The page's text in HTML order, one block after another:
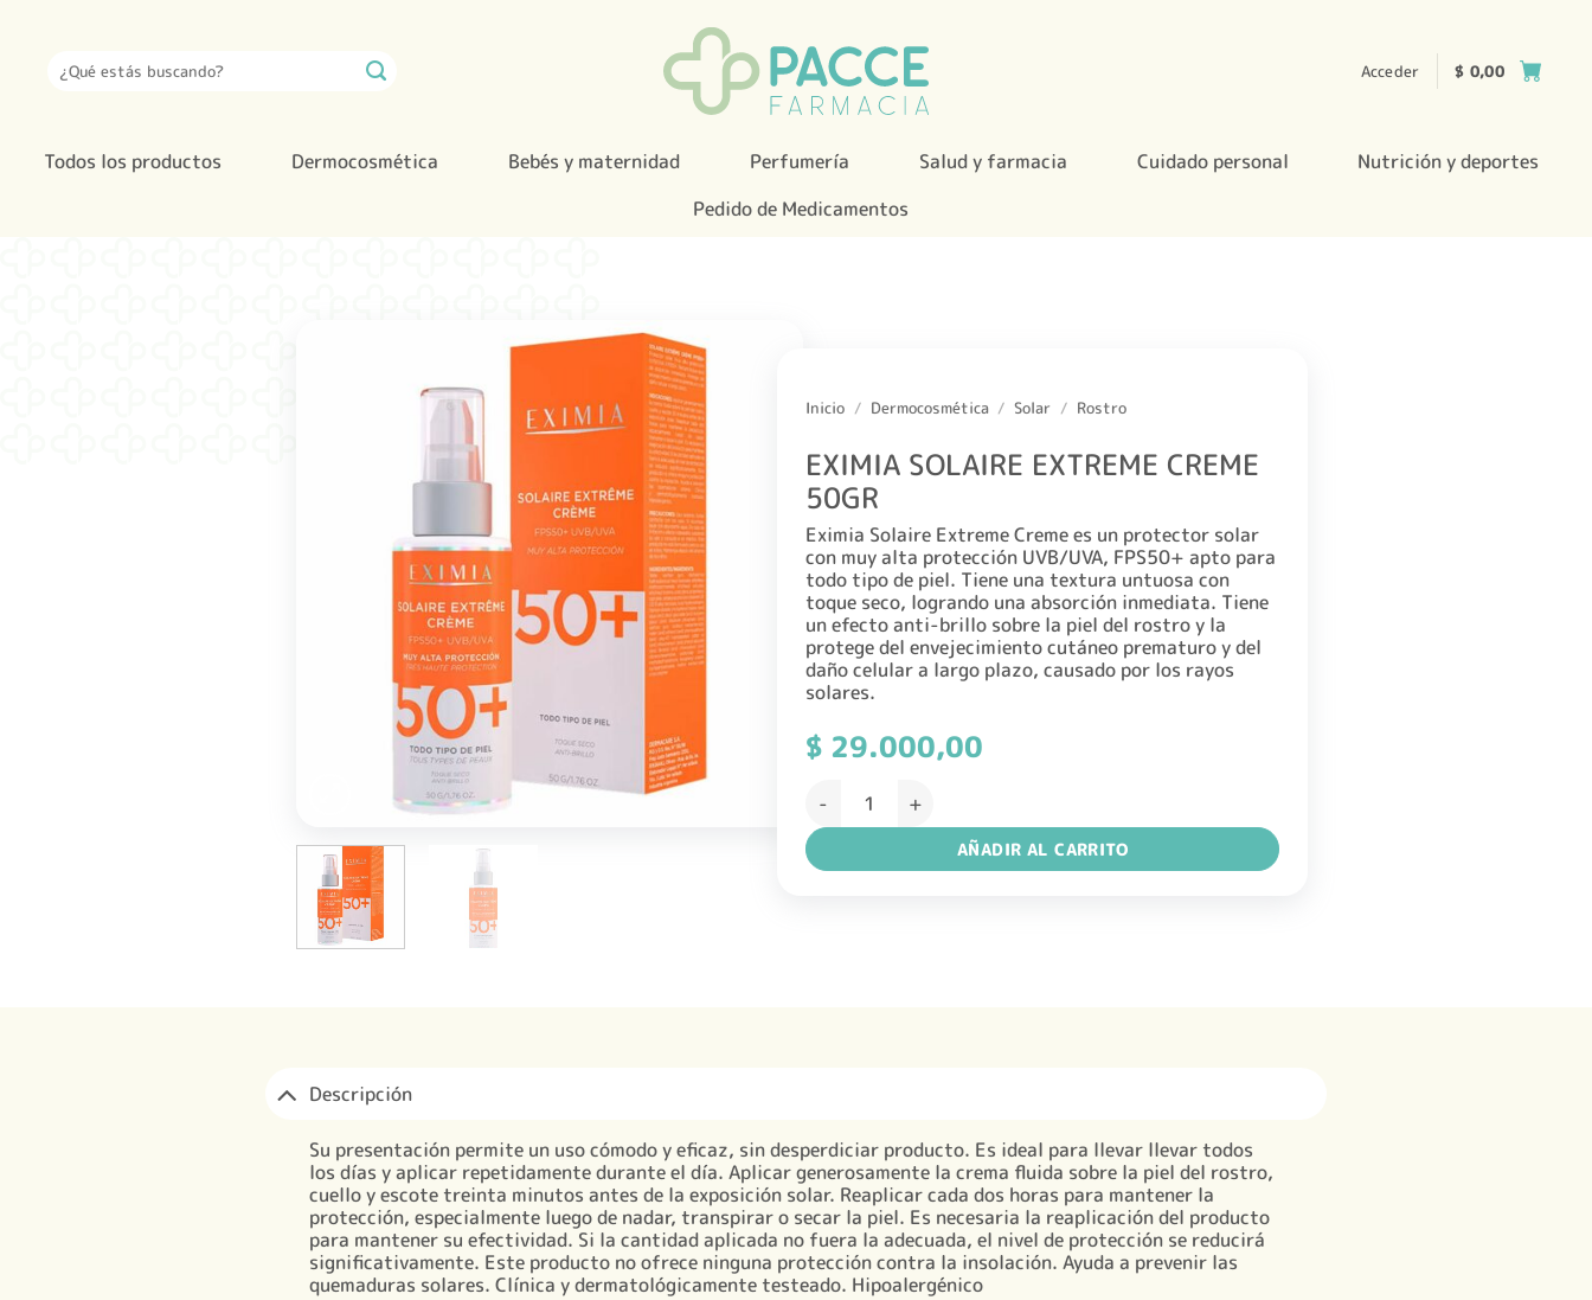
contenido
Buscar
por:
Acceder $ 0,00
Todos los productos Dermocosmética Bebés y maternidad Perfumería Salud y farmacia Cuidado personal
Nutrición y deportes
Pedido de Medicamentos
Inicio / Dermocosmética / Solar / Rostro
EXIMIA SOLAIRE EXTREME CREME
50GR
Eximia Solaire Extreme Creme es un protector solar
con muy alta protección UVB/UVA, FPS50+ apto para
todo tipo de piel. Tiene una textura untuosa con
toque seco, logrando una absorción inmediata. Tiene
un efecto anti-brillo sobre la piel del rostro y la
protege del envejecimiento cutáneo prematuro y del
daño celular a largo plazo, causado por los rayos
solares.
$ 29.000,00
EXIMIA SOLAIRE EXTREME CREME 50GR cantidad
AÑADIR AL CARRITO
Descripción
Su presentación permite un uso cómodo y eficaz, sin desperdiciar producto. Es ideal para llevar llevar todos
los días y aplicar repetidamente durante el día. Aplicar generosamente la crema fluida sobre la piel del rostro,
cuello y escote treinta minutos antes de la exposición solar. Reaplicar cada dos horas para mantener la
protección, especialmente luego de nadar, transpirar o secar la piel. Es necesaria la reaplicación del producto
para mantener su efectividad. Si la cantidad aplicada no fuera la adecuada, el nivel de protección se reducirá
significativamente. Este producto no ofrece ninguna protección contra la insolación. Ayuda a prevenir las
quemaduras solares. Clínica y dermatológicamente testeado. Hipoalergénico